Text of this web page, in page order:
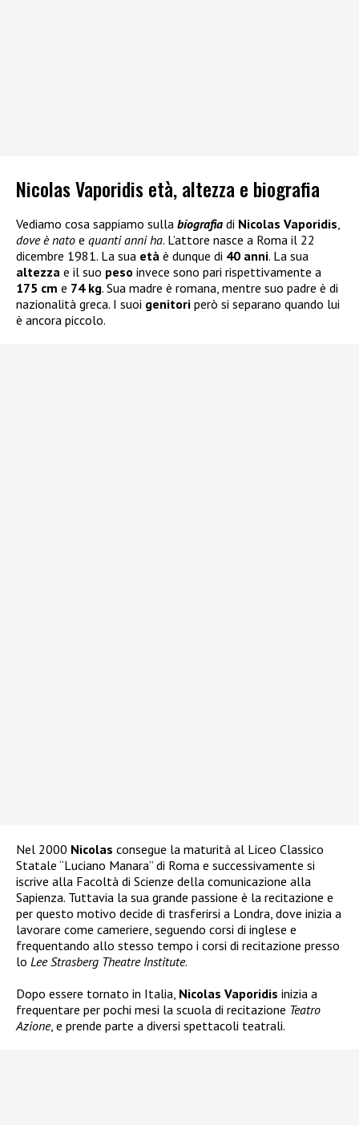
Nicolas Vaporidis età, altezza e biografia
Vediamo cosa sappiamo sulla biografia di Nicolas Vaporidis,
dove è nato e quanti anni ha. L’attore nasce a Roma il 22
dicembre 1981. La sua età è dunque di 40 anni. La sua
altezza e il suo peso invece sono pari rispettivamente a
175 cm e 74 kg. Sua madre è romana, mentre suo padre è di
nazionalità greca. I suoi genitori però si separano quando lui
è ancora piccolo.
Nel 2000 Nicolas consegue la maturità al Liceo Classico
Statale “Luciano Manara” di Roma e successivamente si
iscrive alla Facoltà di Scienze della comunicazione alla
Sapienza. Tuttavia la sua grande passione è la recitazione e
per questo motivo decide di trasferirsi a Londra, dove inizia a
lavorare come cameriere, seguendo corsi di inglese e
frequentando allo stesso tempo i corsi di recitazione presso
lo Lee Strasberg Theatre Institute.
Dopo essere tornato in Italia, Nicolas Vaporidis inizia a
frequentare per pochi mesi la scuola di recitazione Teatro
Azione, e prende parte a diversi spettacoli teatrali.